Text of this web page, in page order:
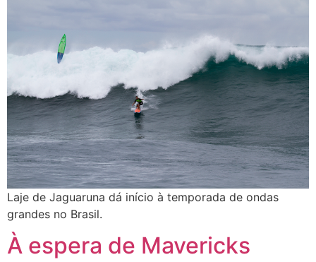
Laje de Jaguaruna dá início à temporada de ondas
grandes no Brasil.
À espera de Mavericks